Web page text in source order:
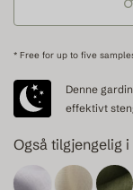
* Free for up to five
Denne
effektivt
Også tilgjengelig i